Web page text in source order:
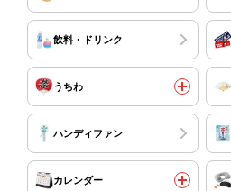
飲料・ドリンク
うちわ
ハンディファン
カレンダー